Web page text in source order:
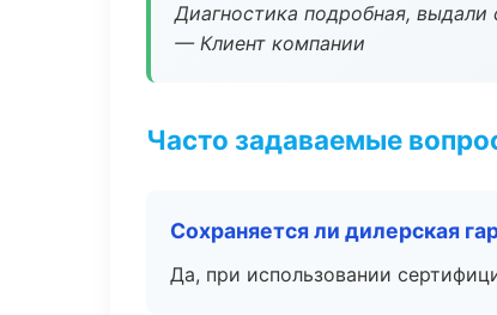
Диагностика подробная, выдали
— Клиент компании
Часто задаваемые
Сохраняется ли дилерская
Да, при использовании